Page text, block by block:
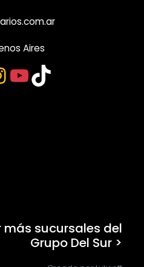
Aires
YouTube
TikTok
más sucursales del
Grupo Del Sur >